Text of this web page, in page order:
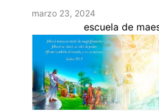
marzo 23, 2024
escuela de